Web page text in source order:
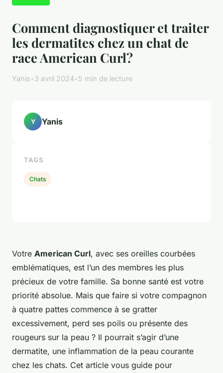
Comment diagnostiquer et traiter
les dermatites chez un chat de
race American Curl?
Yanis•3 avril 2024•5 min de lecture
Votre American Curl, avec ses oreilles courbées
emblématiques, est l’un des membres les plus
précieux de votre famille. Sa bonne santé est votre
priorité absolue. Mais que faire si votre compagnon
à quatre pattes commence à se gratter
excessivement, perd ses poils ou présente des
rougeurs sur la peau ? Il pourrait s’agir d’une
dermatite, une inflammation de la peau courante
chez les chats. Cet article vous guide pour
Y Yanis
TAGS
Chats